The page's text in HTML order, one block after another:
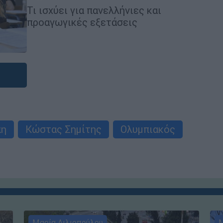
Τι ισχύει για πανελλήνιες και
προαγωγικές εξετάσεις
Κώστας Σημίτης
Ολυμπιακός